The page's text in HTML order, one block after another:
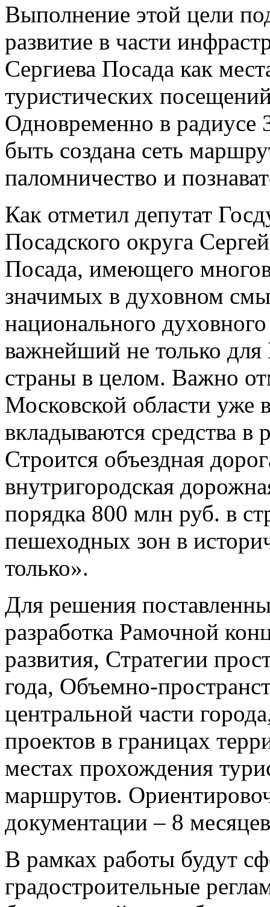
Выполнение этой цели
развитие в части
Сергиева Посада как
туристических
Одновременно в радиусе
быть создана сеть
паломничество и
Как отметил депутат
Посадского округа
Посада, имеющего
значимых в духовном
национального
важнейший не только
страны в целом. Важно
Московской области уже
вкладываются средства в
Строится объездная
внутригородская
порядка 800 млн руб. в
пешеходных зон в
только».
Для решения
разработка Рамочной
развития, Стратегии
года, Объемно-
центральной части
проектов в границах
местах прохождения
маршрутов.
документации – 8
В рамках работы будут
градостроительные